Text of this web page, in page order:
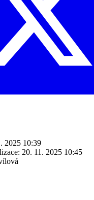
2025 10:39
20. 11. 2025 10:45